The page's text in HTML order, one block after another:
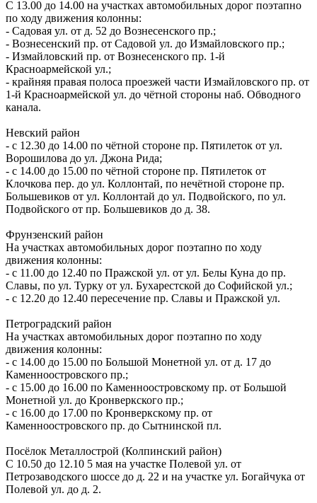
С 13.00 до 14.00 на участках автомобильных дорог поэтапно
по ходу движения колонны:
- Садовая ул. от д. 52 до Вознесенского пр.;
- Вознесенский пр. от Садовой ул. до Измайловского пр.;
- Измайловский пр. от Вознесенского пр. 1-й
Красноармейской ул.;
- крайняя правая полоса проезжей части Измайловского пр. от
1-й Красноармейской ул. до чётной стороны наб. Обводного
канала.
Невский район
- с 12.30 до 14.00 по чётной стороне пр. Пятилеток от ул.
Ворошилова до ул. Джона Рида;
- с 14.00 до 15.00 по чётной стороне пр. Пятилеток от
Клочкова пер. до ул. Коллонтай, по нечётной стороне пр.
Большевиков от ул. Коллонтай до ул. Подвойского, по ул.
Подвойского от пр. Большевиков до д. 38.
Фрунзенский район
На участках автомобильных дорог поэтапно по ходу
движения колонны:
- с 11.00 до 12.40 по Пражской ул. от ул. Белы Куна до пр.
Славы, по ул. Турку от ул. Бухарестской до Софийской ул.;
- с 12.20 до 12.40 пересечение пр. Славы и Пражской ул.
Петроградский район
На участках автомобильных дорог поэтапно по ходу
движения колонны:
- с 14.00 до 15.00 по Большой Монетной ул. от д. 17 до
Каменноостровского пр.;
- с 15.00 до 16.00 по Каменноостровскому пр. от Большой
Монетной ул. до Кронверкского пр.;
- с 16.00 до 17.00 по Кронверкскому пр. от
Каменноостровского пр. до Сытнинской пл.
Посёлок Металлострой (Колпинский район)
С 10.50 до 12.10 5 мая на участке Полевой ул. от
Петрозаводского шоссе до д. 22 и на участке ул. Богайчука от
Полевой ул. до д. 2.